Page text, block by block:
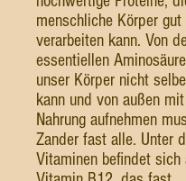
menschliche Körper gut
verarbeiten kann. Von
essentiellen
unser Körper nicht
kann und von außen
Nahrung aufnehmen
Zander fast alle. Unter
Vitaminen befindet sich